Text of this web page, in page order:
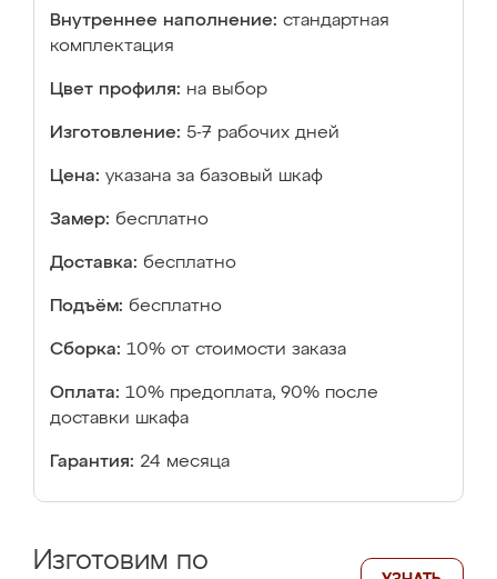
Внутреннее наполнение: стандартная
комплектация
Цвет профиля: на выбор
Изготовление: 5-7 рабочих дней
Цена: указана за базовый шкаф
Замер: бесплатно
Доставка: бесплатно
Подъём: бесплатно
Сборка: 10% от стоимости заказа
Оплата: 10% предоплата, 90% после
доставки шкафа
Гарантия: 24 месяца
Изготовим по